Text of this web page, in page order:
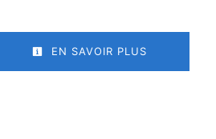
EN SAVOIR PLUS